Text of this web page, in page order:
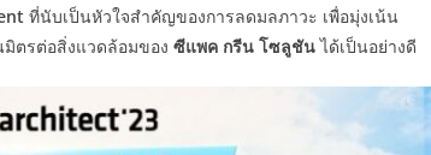
ที่นับเป็นหัวใจสำคัญของการลดมลภาวะ เพื่อมุ่งเน้น
ตรต่อสิ่งแวดล้อมของ ซีแพค กรีน โซลูชันได้เป็นอย่างดี